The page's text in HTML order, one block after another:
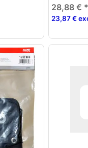
28,88 € *
23,87 €